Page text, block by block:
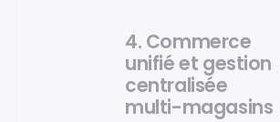
4. Commerce
unifié et gestion
centralisée
multi-magasins